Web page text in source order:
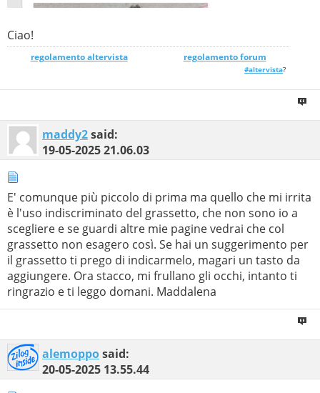
Ciao!
regolamento altervista_______________ regolamento forum
#altervista?
maddy2said:
19-05-202521.06.03
E' comunque più piccolo di prima ma quello che mi irrita
è l'uso indiscriminato del grassetto, che non sono io a
scegliere e se guardi altre mie pagine vedrai che col
grassetto non esagero così. Se hai un suggerimento per
il grassetto ti prego di indicarmelo, magari un tasto da
aggiungere. Ora stacco, mi frullano gli occhi, intanto ti
ringrazio e ti leggo domani. Maddalena
alemopposaid:
20-05-2025 13.55.44